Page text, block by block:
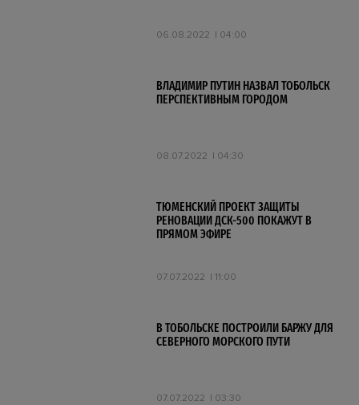
06.08.2022 04:00
ВЛАДИМИР ПУТИН НАЗВАЛ ТОБОЛЬСК
ПЕРСПЕКТИВНЫМ ГОРОДОМ
08.07.2022 04:30
ТЮМЕНСКИЙ ПРОЕКТ ЗАЩИТЫ
РЕНОВАЦИИ ДСК-500 ПОКАЖУТ В
ПРЯМОМ ЭФИРЕ
07.07.2022 11:00
В ТОБОЛЬСКЕ ПОСТРОИЛИ БАРЖУ ДЛЯ
СЕВЕРНОГО МОРСКОГО ПУТИ
07.07.2022 03:30